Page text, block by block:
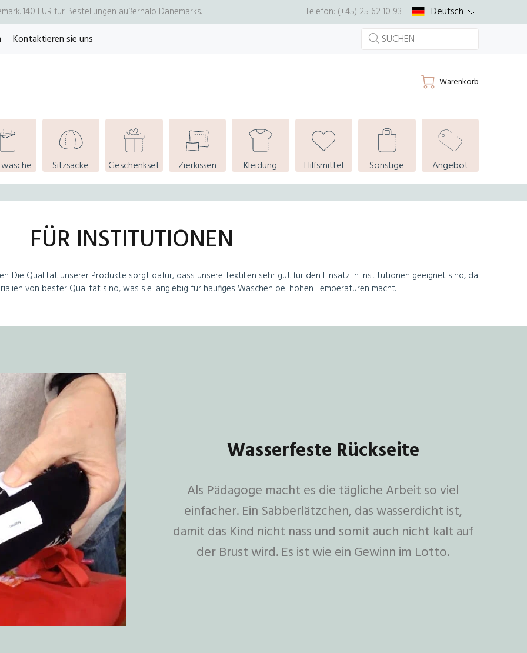
140 EUR für Bestellungen außerhalb Dänemarks. Telefon: (+45) 25 62 10 93
Deutsch
Kontaktieren sie uns
Warenkorb
Sitzsäcke Geschenkset Zierkissen Kleidung Hilfsmittel Sonstige Angebot
FÜR INSTITUTIONEN
Die Qualität unserer Produkte sorgt dafür, dass unsere Textilien sehr gut für den Einsatz in Institutionen geeignet sind, da
von bester Qualität sind, was sie langlebig für häufiges Waschen bei hohen Temperaturen macht.
Wasserfeste Rückseite
Als Pädagoge macht es die tägliche Arbeit so viel
einfacher. Ein Sabberlätzchen, das wasserdicht ist,
damit das Kind nicht nass und somit auch nicht kalt auf
der Brust wird. Es ist wie ein Gewinn im Lotto.